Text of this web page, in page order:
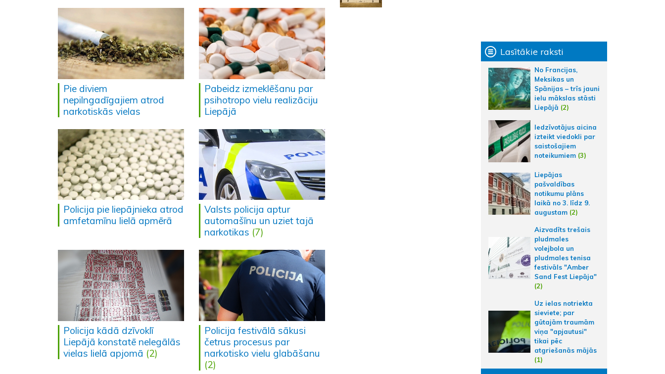
Pie diviem
nepilngadīgajiem atrod
narkotiskās vielas
Pabeidz izmeklēšanu par
psihotropo vielu realizāciju
Liepājā
Policija pie liepājnieka atrod
amfetamīnu lielā apmērā
Valsts policija aptur
automašīnu un uziet tajā
narkotikas (7)
Policija kādā dzīvoklī
Liepājā konstatē nelegālās
vielas lielā apjomā (2)
Policija festivālā sākusi
četrus procesus par
narkotisko vielu glabāšanu
(2)
Lasītākie raksti
No Francijas,
Meksikas un
Spānijas – trīs jauni
ielu mākslas stāsti
Liepājā (2)
Iedzīvotājus aicina
izteikt viedokli par
saistošajiem
noteikumiem (3)
Liepājas
pašvaldības
notikumu plāns
laikā no 3. līdz 9.
augustam (2)
Aizvadīts trešais
pludmales
volejbola un
pludmales tenisa
festivāls "Amber
Sand Fest Liepāja"
(2)
Uz ielas notriekta
sieviete; par
gūtajām traumām
viņa "apjautusi"
tikai pēc
atgriešanās mājās
(1)